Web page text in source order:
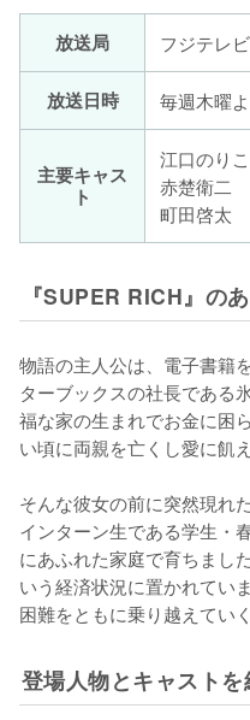
放送局 フジテレ
放送日時 毎週木曜
主要キャス
ト
江口のりこ
赤楚衛二
町田啓太
『SUPER RICH』の
物語の主人公は、電子書籍
ターブックスの社長である
福な家の生まれでお金に困
い頃に両親を亡くし愛に飢
そんな彼女の前に突然現れ
インターン生である学生・
にあふれた家庭で育ちまし
いう経済状況に置かれてい
困難をともに乗り越えてい
登場人物とキャストを